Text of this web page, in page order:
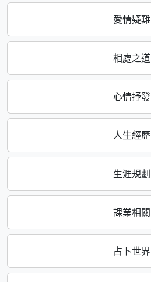
愛情疑難
相處之道
心情抒發
人生經歷
生涯規劃
課業相關
占卜世界